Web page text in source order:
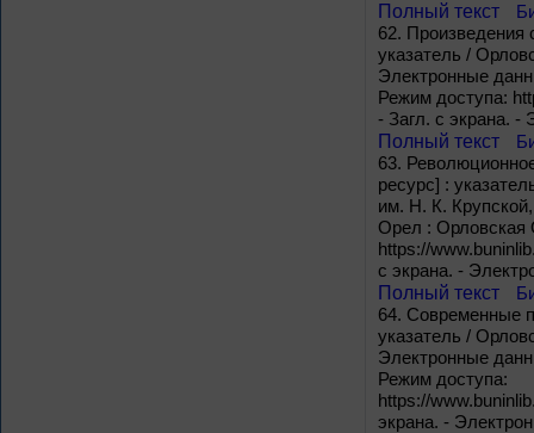
Полный текст
62. Произведения
указатель /
Электронные
Режим доступа:
- Загл. с экрана.
Полный текст
63.
ресурс] :
им. Н. К.
Орел : Орловская
https://
с экрана. -
Полный текст
64. Современные
указатель /
Электронные
Режим доступа:
https://
экрана. -